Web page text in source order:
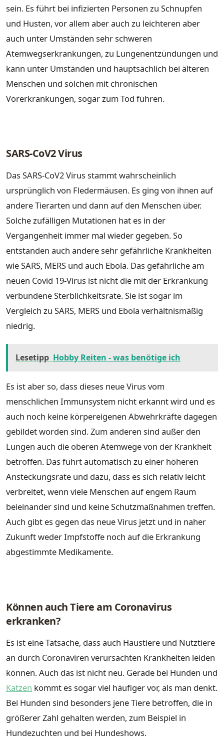
sein. Es führt bei infizierten Personen zu Schnupfen
und Husten, vor allem aber auch zu leichteren aber
auch unter Umständen sehr schweren
Atemwegserkrankungen, zu Lungenentzündungen und
kann unter Umständen und hauptsächlich bei älteren
Menschen und solchen mit chronischen
Vorerkrankungen, sogar zum Tod führen.
SARS-CoV2 Virus
Das SARS-CoV2 Virus stammt wahrscheinlich
ursprünglich von Fledermäusen. Es ging von ihnen auf
andere Tierarten und dann auf den Menschen über.
Solche zufälligen Mutationen hat es in der
Vergangenheit immer mal wieder gegeben. So
entstanden auch andere sehr gefährliche Krankheiten
wie SARS, MERS und auch Ebola. Das gefährliche am
neuen Covid 19-Virus ist nicht die mit der Erkrankung
verbundene Sterblichkeitsrate. Sie ist sogar im
Vergleich zu SARS, MERS und Ebola verhältnismäßig
niedrig.
Lesetipp Hobby Reiten - was benötige ich
Es ist aber so, dass dieses neue Virus vom
menschlichen Immunsystem nicht erkannt wird und es
auch noch keine körpereigenen Abwehrkräfte dagegen
gebildet worden sind. Zum anderen sind außer den
Lungen auch die oberen Atemwege von der Krankheit
betroffen. Das führt automatisch zu einer höheren
Ansteckungsrate und dazu, dass es sich relativ leicht
verbreitet, wenn viele Menschen auf engem Raum
beieinander sind und keine Schutzmaßnahmen treffen.
Auch gibt es gegen das neue Virus jetzt und in naher
Zukunft weder Impfstoffe noch auf die Erkrankung
abgestimmte Medikamente.
Können auch Tiere am Coronavirus
erkranken?
Es ist eine Tatsache, dass auch Haustiere und Nutztiere
an durch Coronaviren verursachten Krankheiten leiden
können. Auch das ist nicht neu. Gerade bei Hunden und
Katzen kommt es sogar viel häufiger vor, als man denkt.
Bei Hunden sind besonders jene Tiere betroffen, die in
größerer Zahl gehalten werden, zum Beispiel in
Hundezuchten und bei Hundeshows.